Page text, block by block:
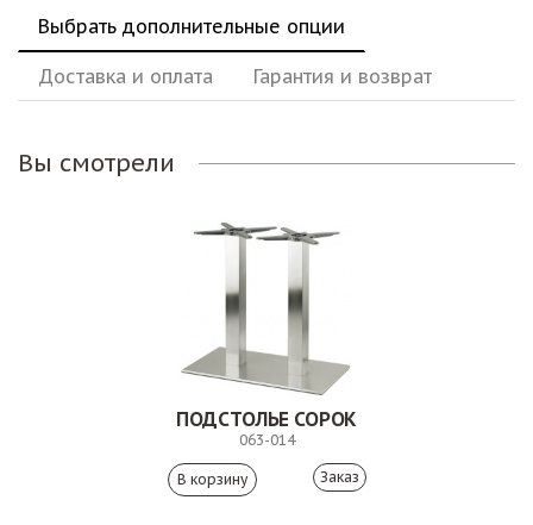
Выбрать дополнительные опции
Доставка и оплата Гарантия и возврат
Вы смотрели
ПОДСТОЛЬЕ СОРОК
063-014
Заказ